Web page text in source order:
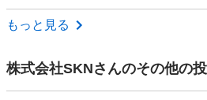
大阪 堺市
もっと見る
株式会社SKNさんのその他の